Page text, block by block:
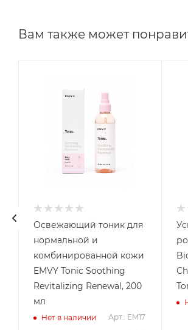
Вам также может
Освежающий тоник для
нормальной и
комбинированной кожи
EMVY Tonic Soothing
Revitalizing Renewal, 200
мл
Нет в наличии Арт.: EM17